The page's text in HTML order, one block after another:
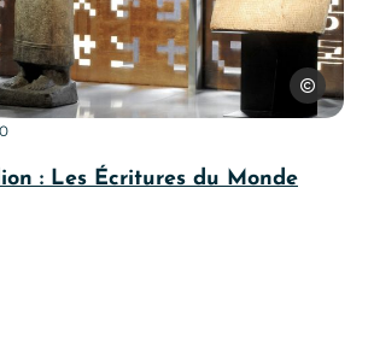
Patrice
: Les Écritures du Monde